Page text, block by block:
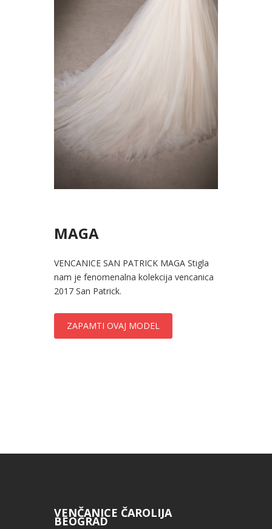
MAGA
VENCANICE SAN PATRICK MAGA Stigla
nam je fenomenalna kolekcija vencanica
2017 San Patrick.
ZAPAMTI OVAJ MODEL
VENČANICE ČAROLIJA
BEOGRAD